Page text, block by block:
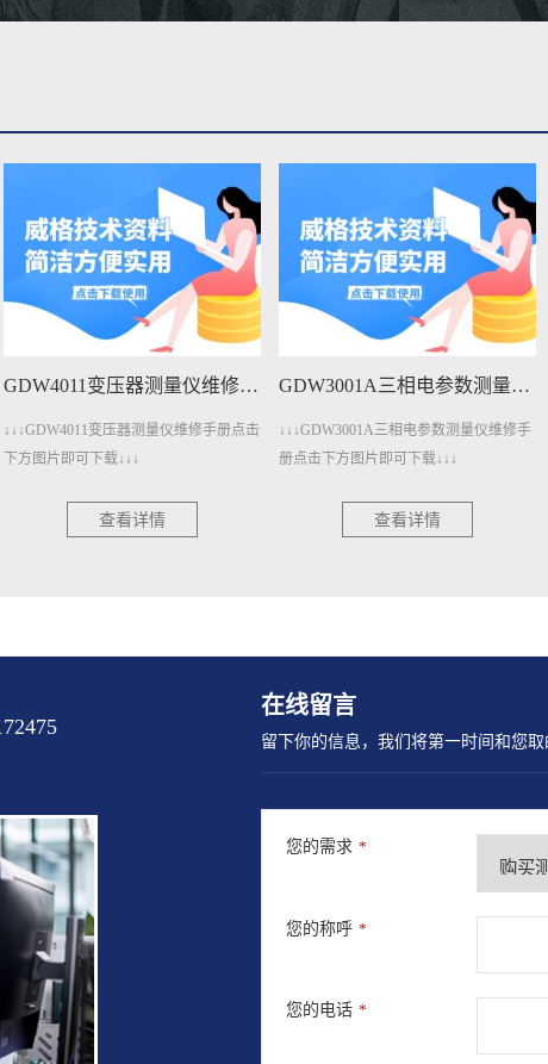
GDW4011变压器测量仪维修手册下载
↓↓↓GDW4011变压器测量仪维修手册点击
下方图片即可下载↓↓↓
查看详情
GDW3001A三相电参数测量仪维修手册下载
↓↓↓GDW3001A三相电参数测量仪维修手
册点击下方图片即可下载↓↓↓
查看详情
在线留言
留下你的信息，我们将第一时间和您取
您的需求 *
您的称呼 *
您的电话 *